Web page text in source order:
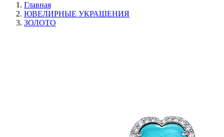
Главная
ЮВЕЛИРНЫЕ УКРАШЕНИЯ
ЗОЛОТО